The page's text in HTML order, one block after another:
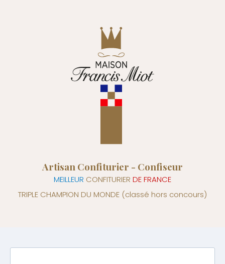
Artisan Confiturier - Confiseur
MEILLEUR CONFITURIER DE FRANCE
TRIPLE CHAMPION DU MONDE (classé hors concours)